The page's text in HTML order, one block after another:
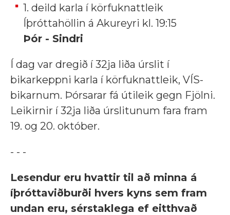
1. deild karla í körfuknattleik
Íþróttahöllin á Akureyri kl. 19:15
Þór - Sindri
Í dag var dregið í 32ja liða úrslit í
bikarkeppni karla í körfuknattleik, VÍS-
bikarnum. Þórsarar fá útileik gegn Fjölni.
Leikirnir í 32ja liða úrslitunum fara fram
19. og 20. október.
- - -
Lesendur eru hvattir til að minna á
íþróttaviðburði hvers kyns sem fram
undan eru, sérstaklega ef eitthvað